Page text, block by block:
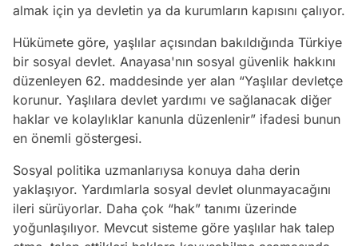
almak için ya devletin ya da kurumların kapısını çalıyor.
Hükümete göre, yaşlılar açısından bakıldığında Türkiye
bir sosyal devlet. Anayasa'nın sosyal güvenlik hakkını
düzenleyen 62. maddesinde yer alan “Yaşlılar devletçe
korunur. Yaşlılara devlet yardımı ve sağlanacak diğer
haklar ve kolaylıklar kanunla düzenlenir” ifadesi bunun
en önemli göstergesi.
Sosyal politika uzmanlarıysa konuya daha derin
yaklaşıyor. Yardımlarla sosyal devlet olunmayacağını
ileri sürüyorlar. Daha çok “hak” tanımı üzerinde
yoğunlaşılıyor. Mevcut sisteme göre yaşlılar hak talep